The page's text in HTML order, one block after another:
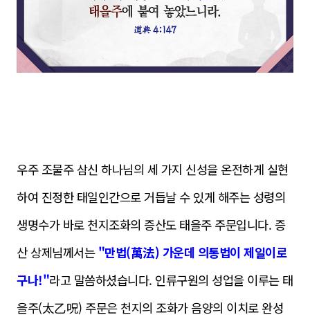
우주 조물주 삼신 하나님의 세 가지 신성을 온전하게 실현
하여 진정한 태일인간으로 거듭날 수 있게 해주는 성령의
생명수가 바로 천지조화의 증산도 태을주 주문입니다. 증
산 상제님께서는"만법(萬法) 가운데 의통법이 제일이로
구나!"라고 말씀하셨습니다. 인류구원의 성업을 이루는 태
을주(太乙呪) 주문은 천지의 조화가 음양의 이치로 완성